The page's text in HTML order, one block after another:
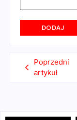
Poprzedni
artykuł